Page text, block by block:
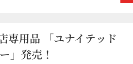
専用品 「ユナイテッド
」発売！